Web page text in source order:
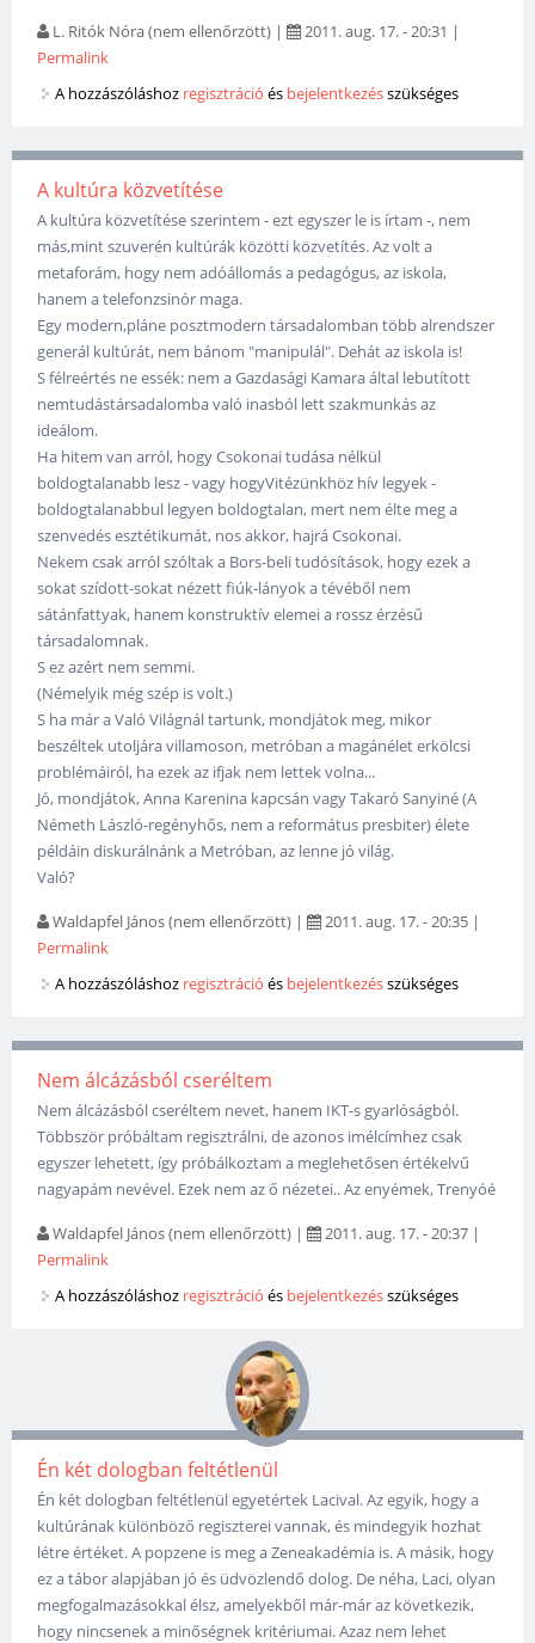
L. Ritók Nóra (nem ellenőrzött) | 2011. aug. 17. - 20:31 |
Permalink
A hozzászóláshoz regisztráció és bejelentkezésszükséges
A kultúra közvetítése
A kultúra közvetítése szerintem - ezt egyszer le is írtam -, nem
más,mint szuverén kultúrák közötti közvetítés. Az volt a
metaforám, hogy nem adóállomás a pedagógus, az iskola,
hanem a telefonzsinór maga.
Egy modern,pláne posztmodern társadalomban több alrendszer
generál kultúrát, nem bánom "manipulál". Dehát az iskola is!
S félreértés ne essék: nem a Gazdasági Kamara által lebutított
nemtudástársadalomba való inasból lett szakmunkás az
ideálom.
Ha hitem van arról, hogy Csokonai tudása nélkül
boldogtalanabb lesz - vagy hogyVitézünkhöz hív legyek -
boldogtalanabbul legyen boldogtalan, mert nem élte meg a
szenvedés esztétikumát, nos akkor, hajrá Csokonai.
Nekem csak arról szóltak a Bors-beli tudósítások, hogy ezek a
sokat szídott-sokat nézett fiúk-lányok a tévéből nem
sátánfattyak, hanem konstruktív elemei a rossz érzésű
társadalomnak.
S ez azért nem semmi.
(Némelyik még szép is volt.)
S ha már a Való Világnál tartunk, mondjátok meg, mikor
beszéltek utoljára villamoson, metróban a magánélet erkölcsi
problémáiról, ha ezek az ifjak nem lettek volna...
Jó, mondjátok, Anna Karenina kapcsán vagy Takaró Sanyiné (A
Németh László-regényhős, nem a református presbiter) élete
példáin diskurálnánk a Metróban, az lenne jó világ.
Való?
Waldapfel János (nem ellenőrzött) | 2011. aug. 17. - 20:35 |
Permalink
A hozzászóláshoz regisztráció és bejelentkezésszükséges
Nem álcázásból cseréltem
Nem álcázásból cseréltem nevet, hanem IKT-s gyarlóságból.
Többször próbáltam regisztrálni, de azonos imélcímhez csak
egyszer lehetett, így próbálkoztam a meglehetősen értékelvű
nagyapám nevével. Ezek nem az ő nézetei.. Az enyémek, Trenyóé
Waldapfel János (nem ellenőrzött) | 2011. aug. 17. - 20:37 |
Permalink
A hozzászóláshoz regisztráció és bejelentkezésszükséges
Én két dologban feltétlenül
Én két dologban feltétlenül egyetértek Lacival. Az egyik, hogy a
kultúrának különböző regiszterei vannak, és mindegyik hozhat
létre értéket. A popzene is meg a Zeneakadémia is. A másik, hogy
ez a tábor alapjában jó és üdvözlendő dolog. De néha, Laci, olyan
megfogalmazásokkal élsz, amelyekből már-már az következik,
hogy nincsenek a minőségnek kritériumai. Azaz nem lehet